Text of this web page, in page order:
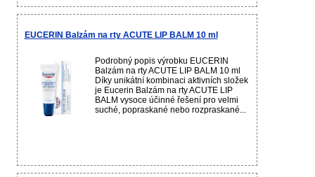
EUCERIN Balzám na rty ACUTE LIP BALM 10 ml
Podrobný popis výrobku EUCERIN
Balzám na rty ACUTE LIP BALM 10 ml
Díky unikátní kombinaci aktivních složek
je Eucerin Balzám na rty ACUTE LIP
BALM vysoce účinné řešení pro velmi
suché, popraskané nebo rozpraskané...